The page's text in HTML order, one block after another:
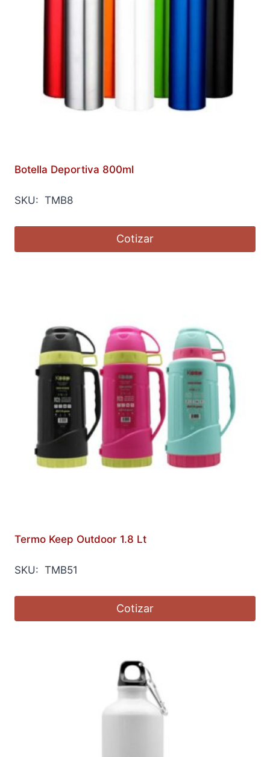
Botella Deportiva 800ml
SKU: TMB8
Cotizar
Termo Keep Outdoor 1.8 Lt
SKU: TMB51
Cotizar